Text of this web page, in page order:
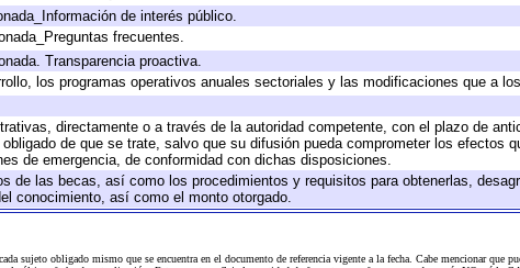
de interés público.
frecuentes.
Transparencia proactiva.
los programas operativos anuales sectoriales y las modificaciones que a
directamente o a través de la autoridad competente, con el plazo de
de que se trate, salvo que su difusión pueda comprometer los efectos
de emergencia, de conformidad con dichas disposiciones.
de las becas, así como los procedimientos y requisitos para obtenerlas,
conocimiento, así como el monto otorgado.
sujeto obligado mismo que se encuentra en el documento de referenciavigente a la fecha. Cabe mencionar que